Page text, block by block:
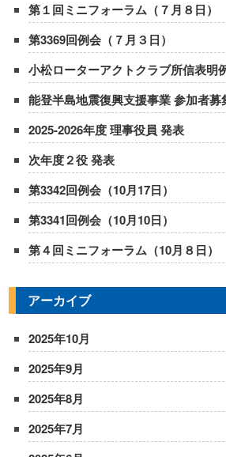
第１回ミニフォーラム（７月８日）
第3369回例会（７月３日）
小松ローターアクトクラブ所信表明
能登半島地震復興支援事業 参加者募
2025-2026年度 理事役員 発表
次年度２役 発表
第3342回例会（10月17日）
第3341回例会（10月10日）
第４回ミニフォーラム（10月８日）
アーカイブ
2025年10月
2025年9月
2025年8月
2025年7月